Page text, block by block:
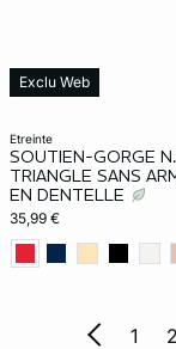
etreinte
SOUTIEN-GORGE
TRIANGLE SANS
EN DENTELLE
35,99 €
Exclu Web
1 2